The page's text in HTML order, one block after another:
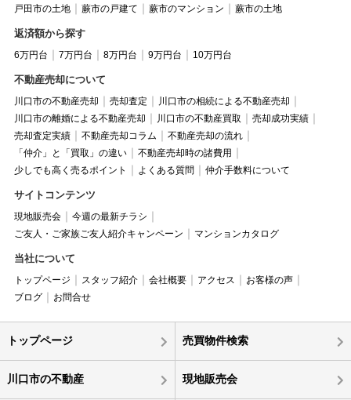
戸田市の土地
蕨市の戸建て 蕨市のマンション 蕨市の土地
返済額から探す
6万円台 7万円台 8万円台 9万円台 10万円台
不動産売却について
川口市の不動産売却 売却査定
川口市の相続による不動産売却
川口市の離婚による不動産売却
川口市の不動産買取
売却成功実績
売却査定実績
不動産売却コラム
不動産売却の流れ
「仲介」と「買取」の違い
不動産売却時の諸費用
少しでも高く売るポイント
よくある質問 仲介手数料について
サイトコンテンツ
現地販売会
今週の最新チラシ
ご友人・ご家族ご友人紹介キャンペーン
マンションカタログ
当社について
トップページ スタッフ紹介 会社概要 アクセス
お客様の声
ブログ
お問合せ
トップページ 売買物件検索
川口市の不動産 現地販売会